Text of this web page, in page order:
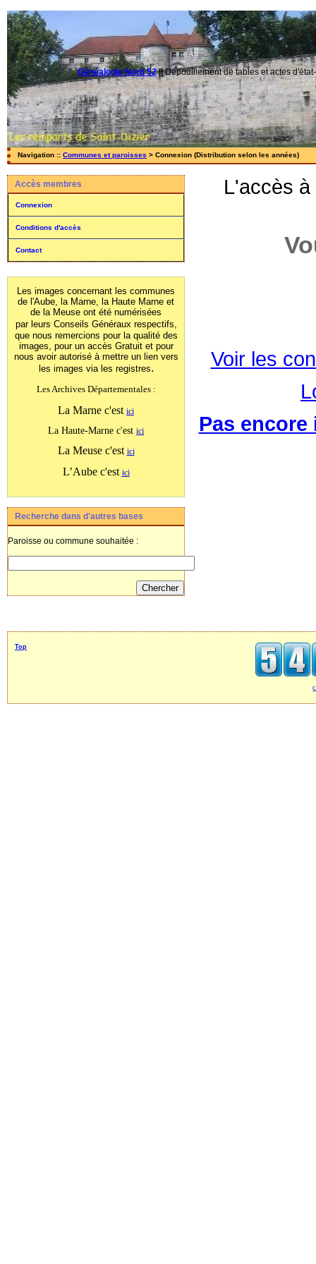
Généalogie Nord 52||Dépouillement de tables et actes
Navigation :: Communes et paroisses > Connexion (Distribution selon les années)
Accès membres
Connexion
Conditions d'accès
Contact
Les images concernant les communes
de l'Aube, la Marne, la Haute Marne et
de la Meuse ont été numérisées
par leurs Conseils Généraux respectifs,
que nous remercions pour la qualité des
images, pour un accès Gratuit et pour
nous avoir autorisé à mettre un lien vers
les images via les registres.
Les Archives Départementales :
La Marne c'est ici
La Haute-Marne c'est ici
La Meuse c'est ici
L’Aube c'est ici
Recherche dans d'autres bases
Paroisse ou commune souhaitée :
L'accès
Voir les
Pas
Top